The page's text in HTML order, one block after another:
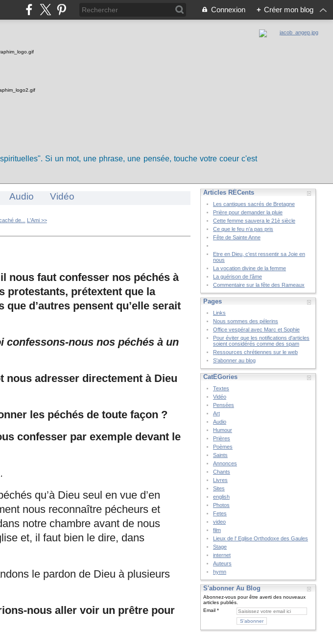
Connexion + Créer mon blog
Si un mot, une phrase, une pensée, touche votre coeur c'est
Audio Vidéo
de... L'Ami >>
nous faut confesser nos péchés à
protestants, prétextent que la
d’autres pensent qu’elle serait
confessons-nous nos péchés à un
adresser directement à Dieu
les péchés de toute façon ?
confesser par exemple devant le
qu’à Dieu seul en vue d’en
nous reconnaître pécheurs et
notre chambre avant de nous
et, il faut bien le dire, dans
le pardon de Dieu à plusieurs
nous aller voir un prêtre pour
Articles RÉCents
Les cantiques sacrés de Bretagne
Prière pour demander la pluie
Cette femme sauvera le 21è siècle
Ce que le feu n’a pas pris
Fête de Sainte Anne
Etre en Dieu, c'est ressentir sa Joie en
nous
La vocation divine de la femme
La guérison de l’âme
Commentaire sur la fête des Rameaux
Pages
Links
Nous sommes des pélerins
Office vespéral avec Marc et Sophie
Pour éviter que les notifications d'articles
soient considérés comme des spam
Ressources chrétiennes sur le web
S'abonner au blog
CatÉGories
Textes
Vidéo
Pensées
Art
Audio
Humour
Prières
Poèmes
Saints
Annonces
Chants
Livres
Sites
english
Photos
Fetes
video
film
Lieux de l' Eglise Orthodoxe des Gaules
Stage
internet
Auteurs
hymn
S'abonner Au Blog
Abonnez-vous pour être averti des nouveaux
articles publiés.
Email